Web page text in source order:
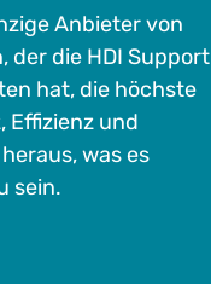
Anbieter von
der die HDI Support
hat, die höchste
Effizienz und
was es
sein.